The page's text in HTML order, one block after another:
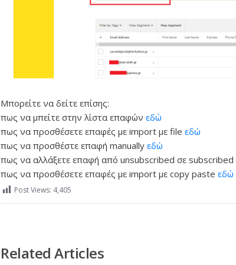
Μπορείτε να δείτε επίσης:
πως να μπείτε στην λίστα επαφών εδώ
πως να προσθέσετε επαφές με import με file εδώ
πως να προσθέστε επαφή manually εδώ
πως να αλλάξετε επαφή από unsubscribed σε subscribed
πως να προσθέσετε επαφές με import με copy paste εδώ
Post Views: 4,405
Related Articles